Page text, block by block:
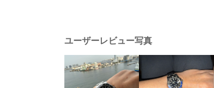
ユーザーレビュー写真